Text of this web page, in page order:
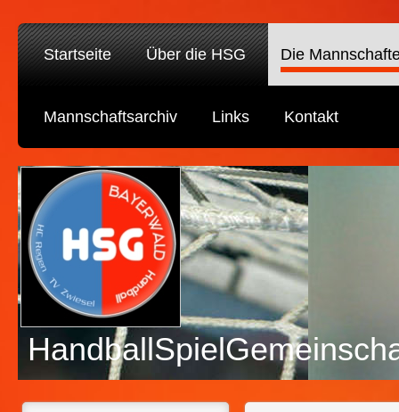
Startseite Über die HSG Die
Mannschaftsarchiv Links Kontakt